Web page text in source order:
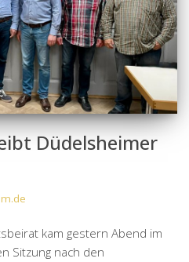
Düdelsheimer
kam gestern Abend im
Sitzung nach den